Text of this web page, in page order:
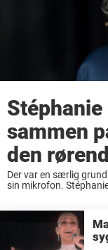
sammen
den
Der var en særlig
sin mikrofon.